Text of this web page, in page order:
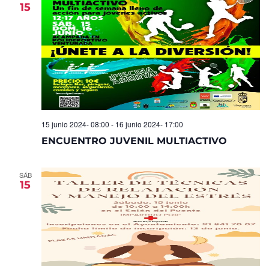
15
ENCUENTRO JUVENIL MULTIACTIVO
15 junio 2024- 08:00 - 16 junio 2024- 17:00
SÁB
15